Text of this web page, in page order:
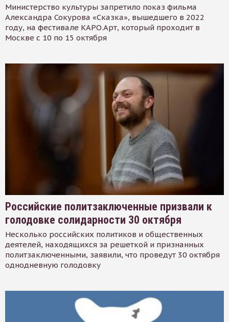
Министерство культуры запретило показ фильма
Александра Сокурова «Сказка», вышедшего в 2022
году, на фестивале КАРО.Арт, который проходит в
Москве с 10 по 15 октября
Российские политзаключенные призвали к
голодовке солидарности 30 октября
Несколько российских политиков и общественных
деятелей, находящихся за решеткой и признанных
политзаключенными, заявили, что проведут 30 октября
однодневную голодовку